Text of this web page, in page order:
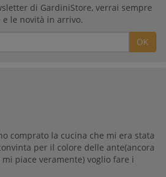
di GardiniStore, verrai sempre
le novità in arrivo.
OK
comprato la cucina che mi era stata
per il colore delle ante(ancora
piace veramente) voglio fare i